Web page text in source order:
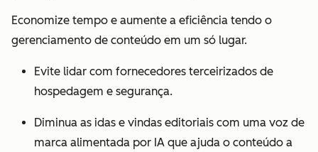
Economize tempo e aumente a eficiência tendo o
gerenciamento de conteúdo em um só lugar.
Evite lidar com fornecedores terceirizados de
hospedagem e segurança.
Diminua as idas e vindas editoriais com uma voz de
marca alimentada por IA que ajuda o conteúdo a